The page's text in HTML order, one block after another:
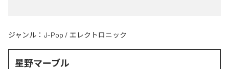
ジャンル： J-Pop / エレクトロニック
星野マーブル